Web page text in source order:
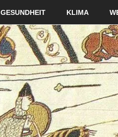
GESUNDHEIT KLIMA